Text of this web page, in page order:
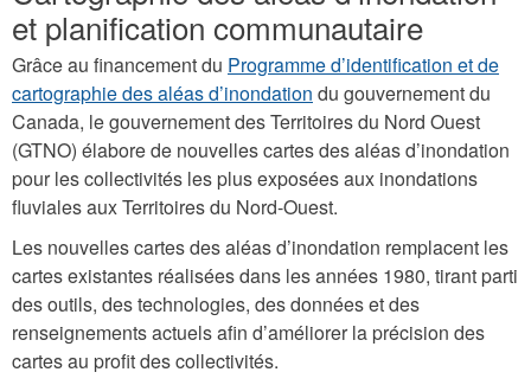
et planification communautaire
Grâce au financement du Programme d’identification et de
cartographie des aléas d’inondation du gouvernement du
Canada, le gouvernement des Territoires du Nord Ouest
(GTNO) élabore de nouvelles cartes des aléas d’inondation
pour les collectivités les plus exposées aux inondations
fluviales aux Territoires du Nord-Ouest.
Les nouvelles cartes des aléas d’inondation remplacent les
cartes existantes réalisées dans les années 1980, tirant parti
des outils, des technologies, des données et des
renseignements actuels afin d’améliorer la précision des
cartes au profit des collectivités.